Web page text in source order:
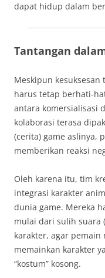
dapat hidup dalam
Tantangan
Meskipun
harus tetap berhati-
antara komersialisasi
kolaborasi terasa
(cerita) game aslinya,
memberikan reaksi
Oleh karena itu, tim
integrasi karakter
dunia game. Mereka
mulai dari sulih suara
karakter, agar
memainkan karakter
“kostum” kosong.